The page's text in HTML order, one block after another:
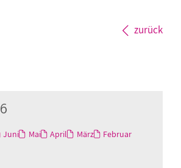
zurück
Juni Mai April März
Februar